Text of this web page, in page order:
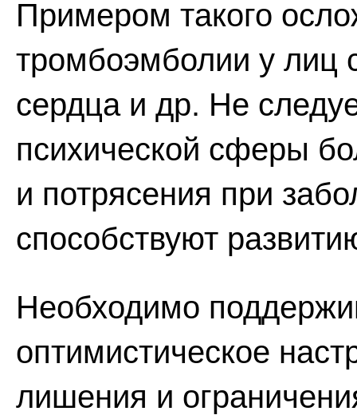
Примером такого
тромбоэмболии у лиц
сердца и др. Не
психической сферы
и потрясения при
способствуют
Необходимо
оптимистическое
лишения и